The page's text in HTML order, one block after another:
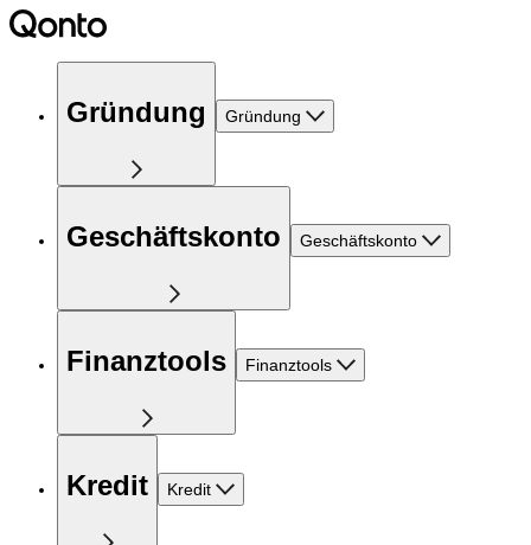
Gründung Gründung
Geschäftskonto Geschäftskonto
Finanztools Finanztools
Kredit Kredit